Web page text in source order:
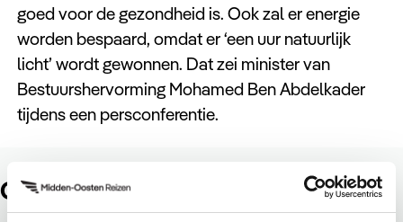
goed voor de gezondheid is. Ook zal er energie
worden bespaard, omdat er ‘een uur natuurlijk
licht’ wordt gewonnen. Dat zei minister van
Bestuurshervorming Mohamed Ben Abdelkader
tijdens een persconferentie.
Ook leuk om te lezen